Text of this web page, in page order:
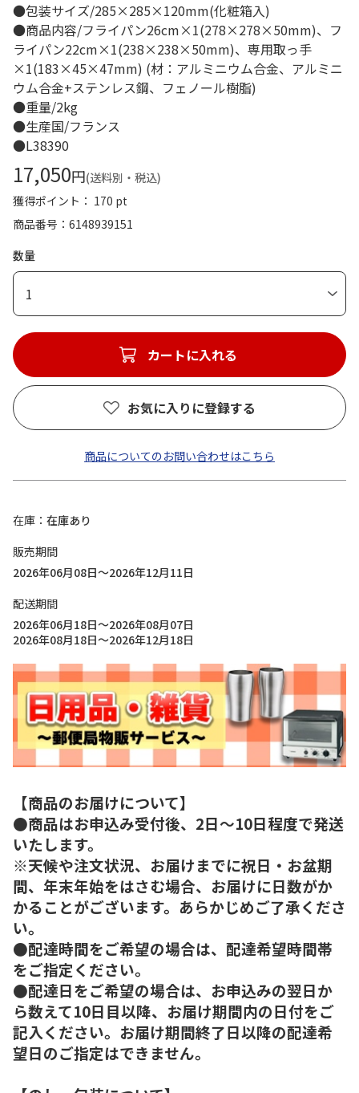
●包装サイズ/285×285×120mm(化粧箱入)
●商品内容/フライパン26cm×1(278×278×50mm)、フ
ライパン22cm×1(238×238×50mm)、専用取っ手
×1(183×45×47mm) (材：アルミニウム合金、アルミニ
ウム合金+ステンレス鋼、フェノール樹脂)
●重量/2kg
●生産国/フランス
●L38390
17,050円(送料別・税込)
獲得ポイント： 170 pt
商品番号
6148939151
数量
1
カートに入れる
お気に入りに登録する
商品についてのお問い合わせはこちら
在庫
在庫あり
販売期間
2026年06月08日～2026年12月11日
配送期間
2026年06月18日～2026年08月07日
2026年08月18日～2026年12月18日
【商品のお届けについて】
●商品はお申込み受付後、2日～10日程度で発送
いたします。
※天候や注文状況、お届けまでに祝日・お盆期
間、年末年始をはさむ場合、お届けに日数がか
かることがございます。あらかじめご了承くださ
い。
●配達時間をご希望の場合は、配達希望時間帯
をご指定ください。
●配達日をご希望の場合は、お申込みの翌日か
ら数えて10日目以降、お届け期間内の日付をご
記入ください。お届け期間終了日以降の配達希
望日のご指定はできません。